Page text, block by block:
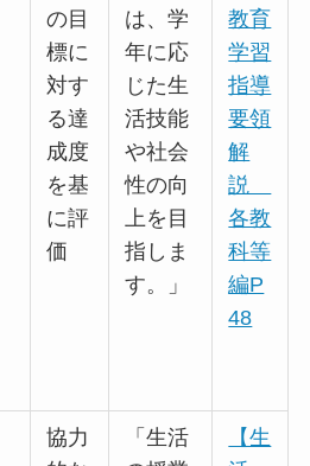
の目
標に
対す
る達
成度
を基
に評
価
は、学
年に応
じた生
活技能
や社会
性の向
上を目
指しま
す。」
教育
学習
指導
要領
解
説
各教
科等
編P
48
協力
「生活
【生